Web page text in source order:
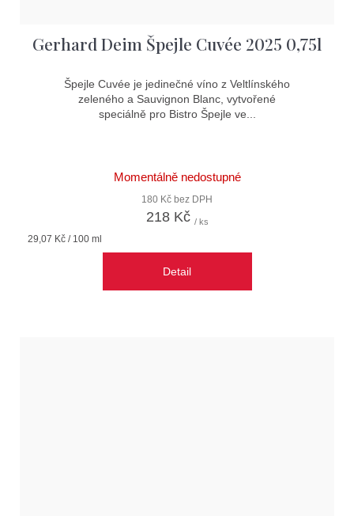
Gerhard Deim Špejle Cuvée 2025 0,75l
Špejle Cuvée je jedinečné víno z Veltlínského
zeleného a Sauvignon Blanc, vytvořené
speciálně pro Bistro Špejle ve...
Momentálně nedostupné
180 Kč bez DPH
218 Kč / ks
Měrná
29,07 Kč / 100 ml
Detail